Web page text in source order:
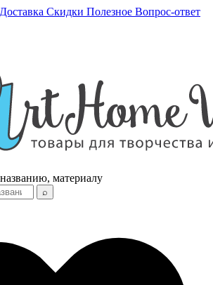
Доставка Скидки Полезное Вопрос-ответ
материалу
⌕